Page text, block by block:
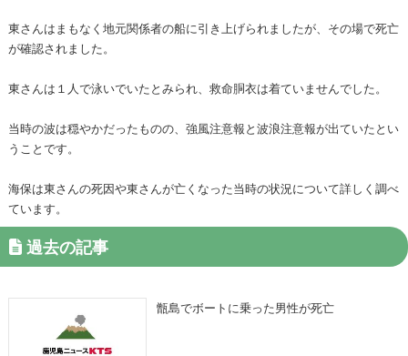
東さんはまもなく地元関係者の船に引き上げられましたが、その場で死亡
が確認されました。
東さんは１人で泳いでいたとみられ、救命胴衣は着ていませんでした。
当時の波は穏やかだったものの、強風注意報と波浪注意報が出ていたとい
うことです。
海保は東さんの死因や東さんが亡くなった当時の状況について詳しく調べ
ています。
過去の記事
甑島でボートに乗った男性が死亡